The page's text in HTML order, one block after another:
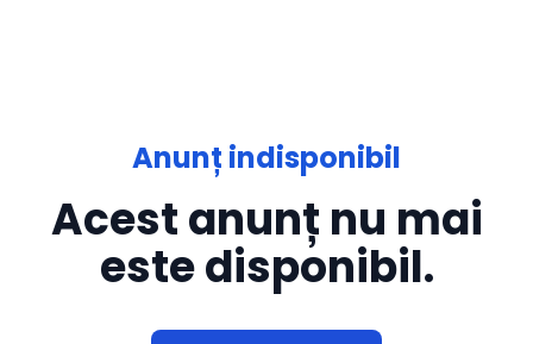
Anunț indisponibil
Acest anunț nu mai
este disponibil.